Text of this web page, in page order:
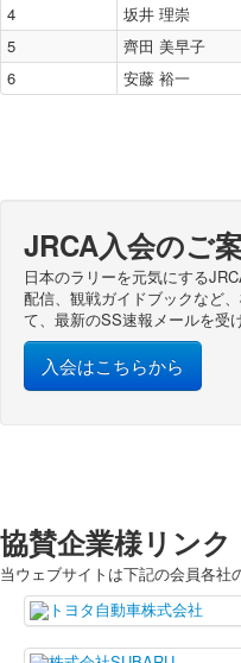
2017年
2016年
2015年
2011年
2010年
2009年
2008年
4
坂井 理崇
5
齊田 美早子
6
安藤 裕一
JRCA入会のご
日本のラリーを元気にする
配信、観戦ガイドブックなど
て、最新のSS速報メールを受
入会はこちらから
協賛企業様リンク
当ウェブサイトは下記の会員各社